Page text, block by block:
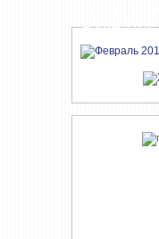
ЖУРНАЛА